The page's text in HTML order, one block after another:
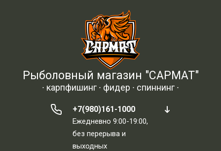
Рыболовный магазин "САРМАТ"
∙ карпфишинг ∙ фидер ∙ спиннинг ∙
+7(980)161-1000
Ежедневно 9:00-19:00,
без перерыва и
выходных